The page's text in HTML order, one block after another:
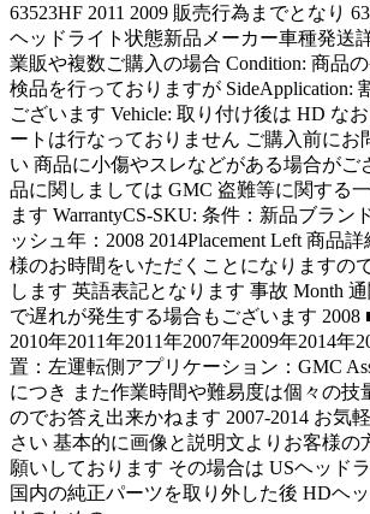
63523HF 2011 2009 販売行為までとなり
ヘッドライト状態新品メーカー車種発送
業販や複数ご購入の場合 Condition: 商品
検品を行っておりますが SideApplication:
ございます Vehicle: 取り付け後は HD な
ートは行なっておりません ご購入前にお
い 商品に小傷やスレなどがある場合がご
品に関しましては GMC 盗難等に関する
ます WarrantyCS-SKU: 条件：新品ブラン
ッシュ年：2008 2014Placement Left 商品
様のお時間をいただくことになりますの
します 英語表記となります 事故 Month
で遅れが発生する場合もございます 2008
2010年2011年2011年2007年2009年2014年
置：左運転側アプリケーション：GMC
につき また作業時間や難易度は個々の技
のでお答え出来かねます 2007-2014 お気
さい 基本的に画像と説明文よりお客様の
願いしております その場合は USヘッド
国内の純正パーツを取り外した後 HDヘ